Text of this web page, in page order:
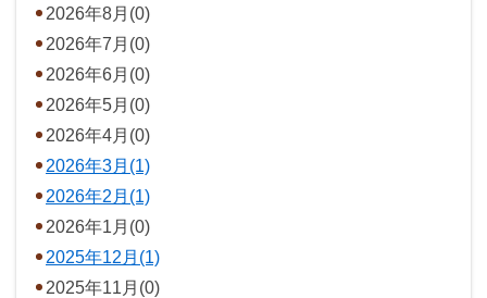
2026年8月(0)
2026年7月(0)
2026年6月(0)
2026年5月(0)
2026年4月(0)
2026年3月(1)
2026年2月(1)
2026年1月(0)
2025年12月(1)
2025年11月(0)